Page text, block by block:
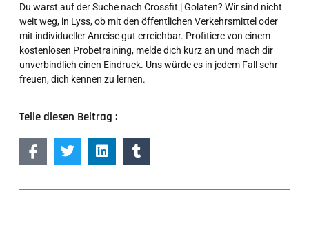
Du warst auf der Suche nach Crossfit | Golaten? Wir sind nicht
weit weg, in Lyss, ob mit den öffentlichen Verkehrsmittel oder
mit individueller Anreise gut erreichbar. Profitiere von einem
kostenlosen Probetraining, melde dich kurz an und mach dir
unverbindlich einen Eindruck. Uns würde es in jedem Fall sehr
freuen, dich kennen zu lernen.
Teile diesen Beitrag :